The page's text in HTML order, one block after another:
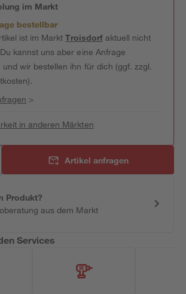
im Markt
bestellbar
ist im MarktTroisdorfaktuell nicht
kannst uns aber eine Anfrage
wir bestellen ihn für dich (ggf. zzgl.
>
in anderen Märkten
Artikel anfragen
Produkt?
aus dem Markt
Services